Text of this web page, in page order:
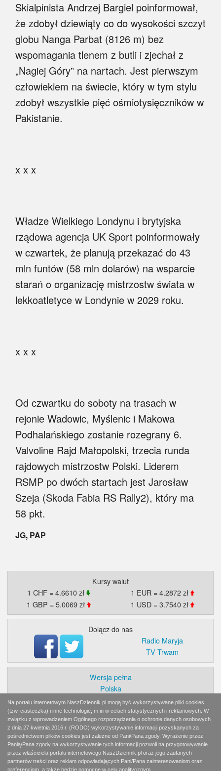
Skialpinista Andrzej Bargiel poinformował,
że zdobył dziewiąty co do wysokości szczyt
globu Nanga Parbat (8126 m) bez
wspomagania tlenem z butli i zjechał z
„Nagiej Góry” na nartach. Jest pierwszym
człowiekiem na świecie, który w tym stylu
zdobył wszystkie pięć ośmiotysięczników w
Pakistanie.
x x x
Władze Wielkiego Londynu i brytyjska
rządowa agencja UK Sport poinformowały
w czwartek, że planują przekazać do 43
mln funtów (58 mln dolarów) na wsparcie
starań o organizację mistrzostw świata w
lekkoatletyce w Londynie w 2029 roku.
x x x
Od czwartku do soboty na trasach w
rejonie Wadowic, Myślenic i Makowa
Podhalańskiego zostanie rozegrany 6.
Valvoline Rajd Małopolski, trzecia runda
rajdowych mistrzostw Polski. Liderem
RSMP po dwóch startach jest Jarosław
Szeja (Skoda Fabia RS Rally2), który ma
58 pkt.
JG, PAP
Kursy walut
1 CHF = 4.6610 zł
1 EUR = 4.2872 zł
1 GBP = 5.0069 zł
1 USD = 3.7540 zł
Dolącz do nas
Radio Maryja
TV Trwam
Wersja pełna
Polska
Świat
Ekonomia
Myśl
Wiara
Sport
BlogiAiD
Zaproszenia
Na portalu internetowym NaszDziennik.pl mogą być wykorzystywane pliki cookies
(tzw. ciasteczka) i inne technologie, m.in w celach statystycznych i reklamowych. W
związku z wprowadzeniem Ogólnego rozporządzenia o ochronie danych osobowych
z dnia 27 kwietnia 2016 r. (RODO) wykorzystywanie informacji pozyskanych za
pośrednictwem plików cookies jest zależne od Pani/Pana zgody. Wyrażenie przez
Panią/Pana zgody na wykorzystywanie tych informacji pozwoli na przygotowywanie
przez właściciela portalu internetowego NaszDziennik.pl oraz jego zaufanych
partnerów treści oraz reklam odpowiadających Pani/Pana zainteresowaniom oraz
preferencjom, a także będzie pomocne w celu analitycznym.